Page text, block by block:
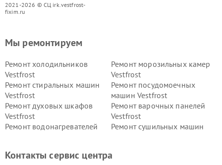
2021-2026 © СЦ irk.vestfrost-
fixim.ru
Мы ремонтируем
Ремонт холодильников
Vestfrost
Ремонт морозильных камер
Vestfrost
Ремонт стиральных машин
Vestfrost
Ремонт посудомоечных
машин Vestfrost
Ремонт духовых шкафов
Vestfrost
Ремонт варочных панелей
Vestfrost
Ремонт водонагревателей
Ремонт сушильных машин
Vestfrost
Контакты сервис центра